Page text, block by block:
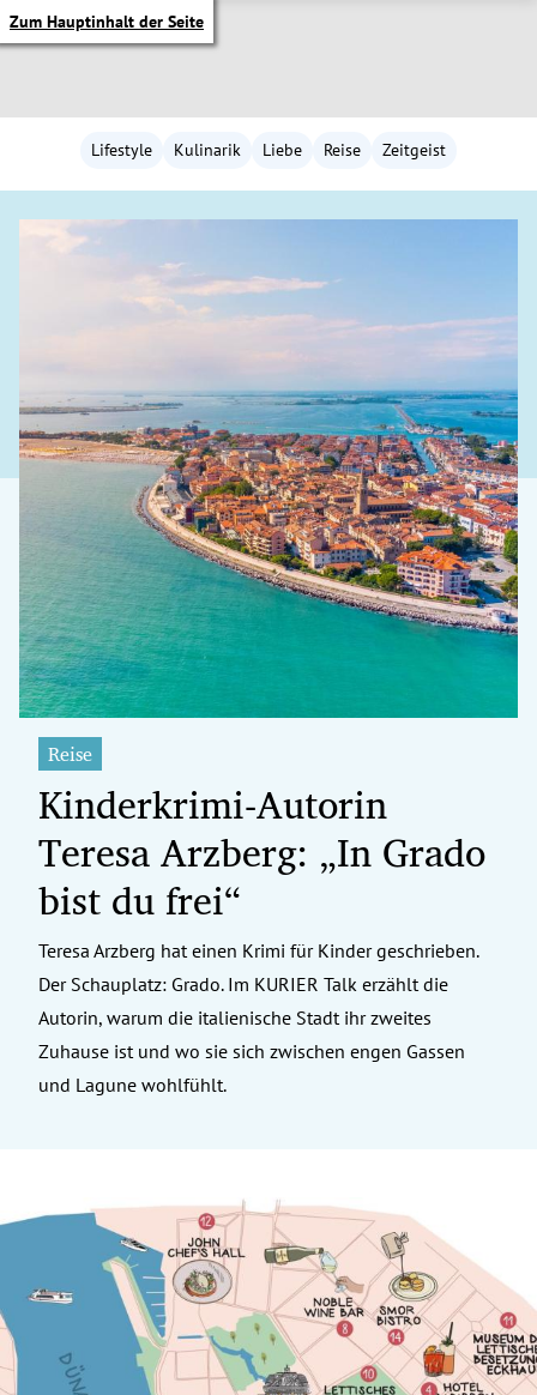
Zum Hauptinhalt der Seite
Untermenü
Untermenü
Untermenü
Untermenü
Untermenü
Untermenü
Untermenü
Untermenü
Untermenü
Untermenü
Lifestyle Kulinarik Liebe Reise Zeitgeist
Reise
Kinderkrimi-Autorin
Teresa Arzberg: „In Grado
bist du frei“
Teresa Arzberg hat einen Krimi für Kinder geschrieben.
Der Schauplatz: Grado. Im KURIER Talk erzählt die
Autorin, warum die italienische Stadt ihr zweites
Zuhause ist und wo sie sich zwischen engen Gassen
und Lagune wohlfühlt.